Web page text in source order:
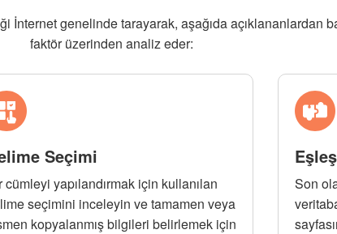
İnternet genelinde tarayarak, aşağıda açıklananlardan
faktör üzerinden analiz eder:
Seçimi
cümleyi yapılandırmak için kullanılan
seçimini inceleyin ve tamamen veya
kopyalanmış bilgileri belirlemek için
Son